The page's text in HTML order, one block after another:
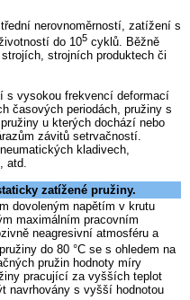
nerovnoměrností, zatížení s
do 105 cyklů. Běžně
strojních produktech či
vysokou frekvencí deformací
časových periodách, pružiny s
u kterých dochází nebo
závitů setrvačností.
kladivech,
atd.
zatížené pružiny.
dovoleným napětím v krutu
maximálním pracovním
neagresivní atmosféru a
do 80 °C se s ohledem na
pružin hodnoty míry
pracující za vyšších teplot
navrhovány s vyšší hodnotou